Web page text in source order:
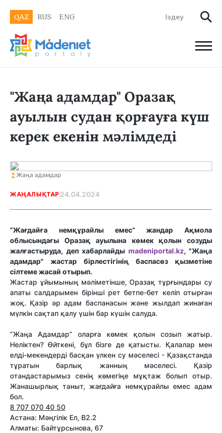
QAZ RUS ENG
"Жаңа адамдар" Оразақ
ауылын судан қорғауға күш
керек екенін мәлімдеді
Жаңа адамдар
ЖАҢАЛЫҚТАР 24.04.2024
“Жағдайға немқұрайлы емес” жандар Ақмола
облысындағы Оразақ ауылына көмек қолын созуды
жалғастыруда, деп хабарлайды madeniportal.kz, "Жаңа
адамдар" жастар бірлестігінің баспасөз қызметіне
сілтеме жасай отырып.
Жастар ұйымының мәліметінше, Оразақ тұрғындары су
апаты салдарымен бірінші рет бетпе-бет келіп отырған
жоқ. Қазір әр адам баспанасын және жылдап жинаған
мүлкін сақтап қалу үшін бар күшін салуда.
“Жаңа Адамдар” оларға көмек қолын созып жатыр.
Неліктен? Өйткені, бұл бізге де қатысты. Қалалар мен
елді-мекендерді басқан үлкен су мәселесі - Қазақстанда
тұратын барлық жанның мәселесі. Қазір
отандастарымыз сенің көмегіңе мұқтаж болып отыр.
Жанашырлық таныт, жағдайға немқұрайлы емес адам
бол.
8 707 070 40 50
Астана: Мәңгілік Ел, В2.2
Алматы: Байтұрсынова, 67